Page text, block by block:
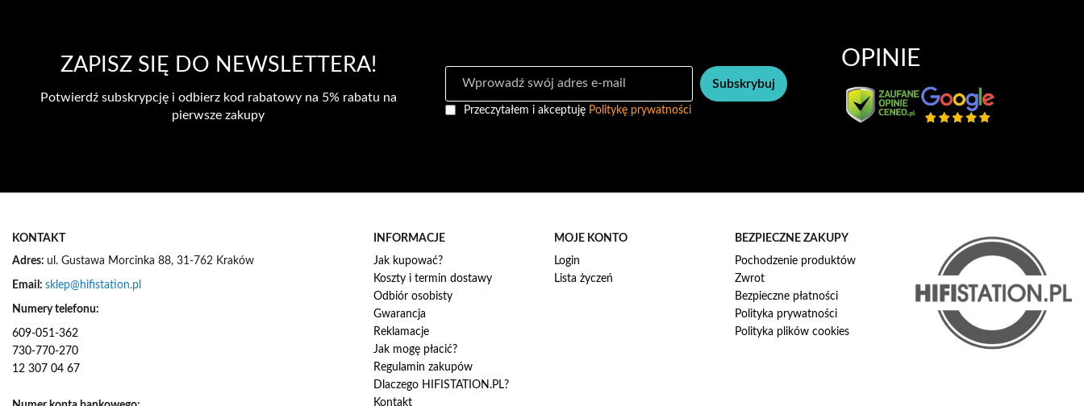
ZAPISZ SIĘ DO NEWSLETTERA!
Potwierdź subskrypcję i odbierz kod rabatowy na 5% rabatu na
pierwsze zakupy
b
n
z
n
s
l
e
Subskrybuj
Przeczytałem i akceptuję Politykę prywatności
OPINIE
KONTAKT
Adres: ul. Gustawa Morcinka 88, 31-762 Kraków
Email: sklep@hifistation.pl
Numery telefonu:
609-051-362
730-770-270
12 307 04 67
INFORMACJE
Jak kupować?
Koszty i termin dostawy
Odbiór osobisty
Gwarancja
Reklamacje
Jak mogę płacić?
Regulamin zakupów
Dlaczego HIFISTATION.PL?
Kontakt
MOJE KONTO
Login
Lista życzeń
BEZPIECZNE ZAKUPY
Pochodzenie produktów
Zwrot
Bezpieczne płatności
Polityka prywatności
Polityka plików cookies